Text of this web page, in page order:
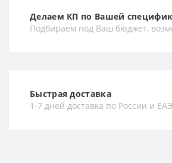
Делаем КП по Вашей
Подбираем под Ваш бюджет,
Быстрая доставка
1-7 дней доставка по России и